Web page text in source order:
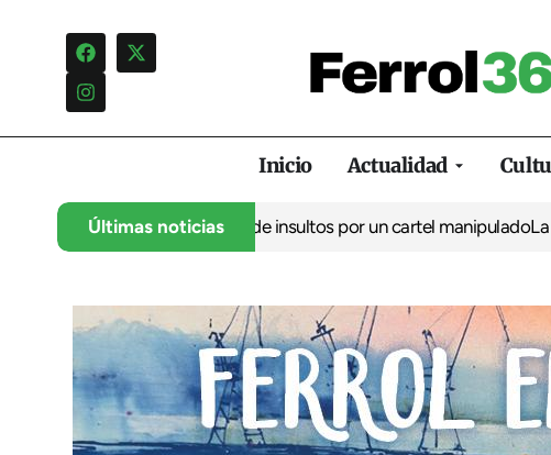
Inicio Actualidad
Últimas noticias
una campaña de insultos por un cartel manipuladoLa